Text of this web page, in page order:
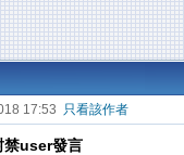
17:53 只看該作者
禁user發言